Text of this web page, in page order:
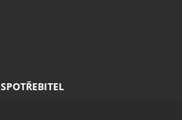
SPOTŘEBITEL